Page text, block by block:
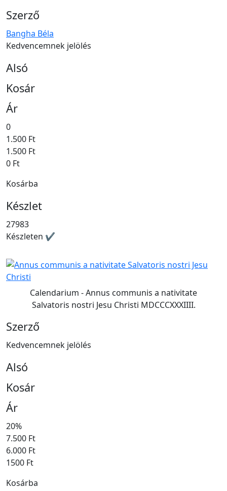
Szerző
Bangha Béla
Kedvencemnek jelölés
Alsó
Kosár
Ár
0
1.500 Ft
1.500 Ft
0 Ft
Kosárba
Készlet
27983
Készleten ✔
Calendarium - Annus communis a nativitate
Salvatoris nostri Jesu Christi MDCCCXXXIIII.
Szerző
Kedvencemnek jelölés
Alsó
Kosár
Ár
20%
7.500 Ft
6.000 Ft
1500 Ft
Kosárba